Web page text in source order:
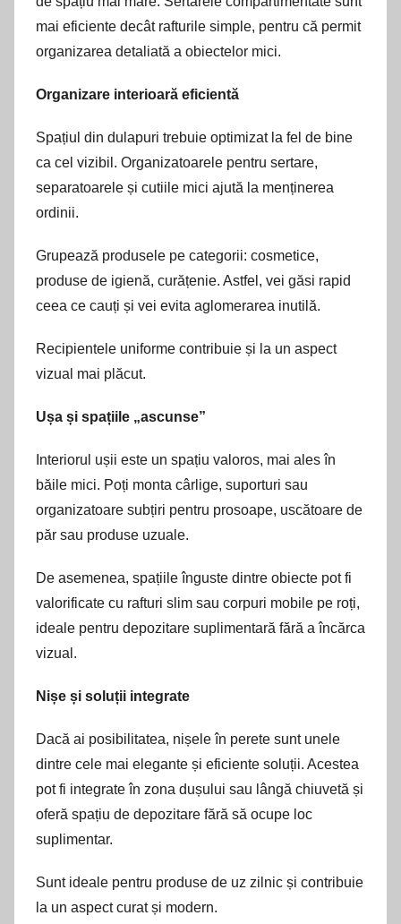
mai eficiente decât rafturile simple, pentru că permit
organizarea detaliată a obiectelor mici.
Organizare interioară eficientă
Spațiul din dulapuri trebuie optimizat la fel de bine
ca cel vizibil. Organizatoarele pentru sertare,
separatoarele și cutiile mici ajută la menținerea
ordinii.
Grupează produsele pe categorii: cosmetice,
produse de igienă, curățenie. Astfel, vei găsi rapid
ceea ce cauți și vei evita aglomerarea inutilă.
Recipientele uniforme contribuie și la un aspect
vizual mai plăcut.
Ușa și spațiile „ascunse”
Interiorul ușii este un spațiu valoros, mai ales în
băile mici. Poți monta cârlige, suporturi sau
organizatoare subțiri pentru prosoape, uscătoare de
păr sau produse uzuale.
De asemenea, spațiile înguste dintre obiecte pot fi
valorificate cu rafturi slim sau corpuri mobile pe roți,
ideale pentru depozitare suplimentară fără a încărca
vizual.
Nișe și soluții integrate
Dacă ai posibilitatea, nișele în perete sunt unele
dintre cele mai elegante și eficiente soluții. Acestea
pot fi integrate în zona dușului sau lângă chiuvetă și
oferă spațiu de depozitare fără să ocupe loc
suplimentar.
Sunt ideale pentru produse de uz zilnic și contribuie
la un aspect curat și modern.